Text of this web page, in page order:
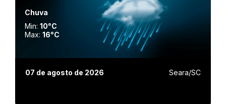
Chuva
Min:10°C
Max:16°C
07 de agosto de 2026 Seara/SC